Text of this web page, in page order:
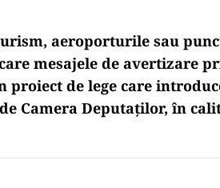
aeroporturile sau
mesajele de avertizare
de lege care
Camera Deputaților, în